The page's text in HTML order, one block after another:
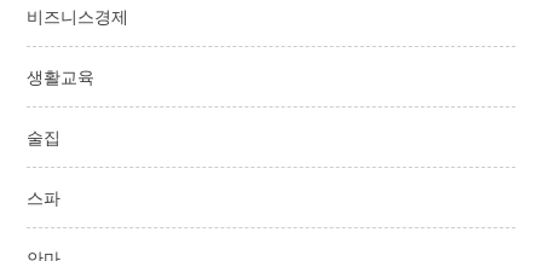
비즈니스경제
생활교육
술집
스파